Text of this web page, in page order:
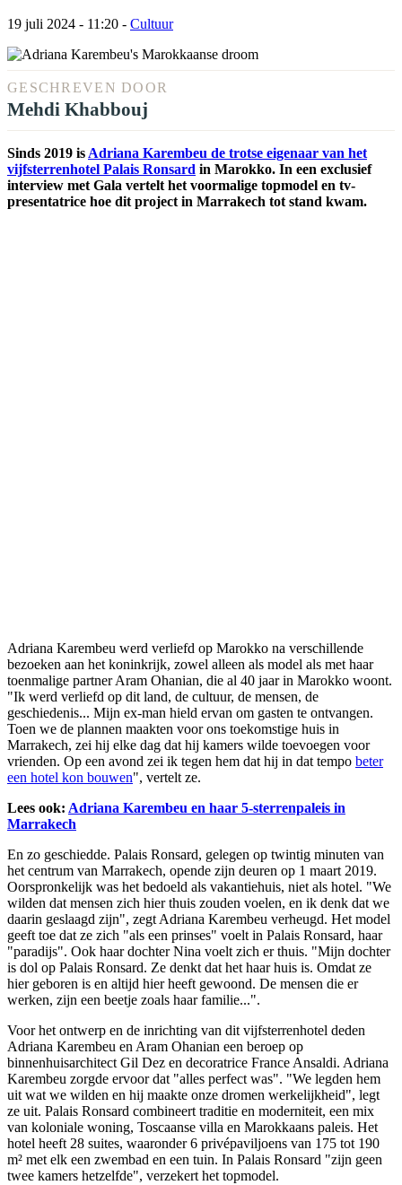
19 juli 2024 - 11:20 - Cultuur
GESCHREVEN DOOR
Mehdi Khabbouj
Sinds 2019 is Adriana Karembeu de trotse eigenaar van het
vijfsterrenhotel Palais Ronsard in Marokko. In een exclusief
interview met Gala vertelt het voormalige topmodel en tv-
presentatrice hoe dit project in Marrakech tot stand kwam.
Adriana Karembeu werd verliefd op Marokko na verschillende
bezoeken aan het koninkrijk, zowel alleen als model als met haar
toenmalige partner Aram Ohanian, die al 40 jaar in Marokko woont.
"Ik werd verliefd op dit land, de cultuur, de mensen, de
geschiedenis... Mijn ex-man hield ervan om gasten te ontvangen.
Toen we de plannen maakten voor ons toekomstige huis in
Marrakech, zei hij elke dag dat hij kamers wilde toevoegen voor
vrienden. Op een avond zei ik tegen hem dat hij in dat tempo beter
een hotel kon bouwen", vertelt ze.
Lees ook: Adriana Karembeu en haar 5-sterrenpaleis in
Marrakech
En zo geschiedde. Palais Ronsard, gelegen op twintig minuten van
het centrum van Marrakech, opende zijn deuren op 1 maart 2019.
Oorspronkelijk was het bedoeld als vakantiehuis, niet als hotel. "We
wilden dat mensen zich hier thuis zouden voelen, en ik denk dat we
daarin geslaagd zijn", zegt Adriana Karembeu verheugd. Het model
geeft toe dat ze zich "als een prinses" voelt in Palais Ronsard, haar
"paradijs". Ook haar dochter Nina voelt zich er thuis. "Mijn dochter
is dol op Palais Ronsard. Ze denkt dat het haar huis is. Omdat ze
hier geboren is en altijd hier heeft gewoond. De mensen die er
werken, zijn een beetje zoals haar familie...".
Voor het ontwerp en de inrichting van dit vijfsterrenhotel deden
Adriana Karembeu en Aram Ohanian een beroep op
binnenhuisarchitect Gil Dez en decoratrice France Ansaldi. Adriana
Karembeu zorgde ervoor dat "alles perfect was". "We legden hem
uit wat we wilden en hij maakte onze dromen werkelijkheid", legt
ze uit. Palais Ronsard combineert traditie en moderniteit, een mix
van koloniale woning, Toscaanse villa en Marokkaans paleis. Het
hotel heeft 28 suites, waaronder 6 privépaviljoens van 175 tot 190
m² met elk een zwembad en een tuin. In Palais Ronsard "zijn geen
twee kamers hetzelfde", verzekert het topmodel.